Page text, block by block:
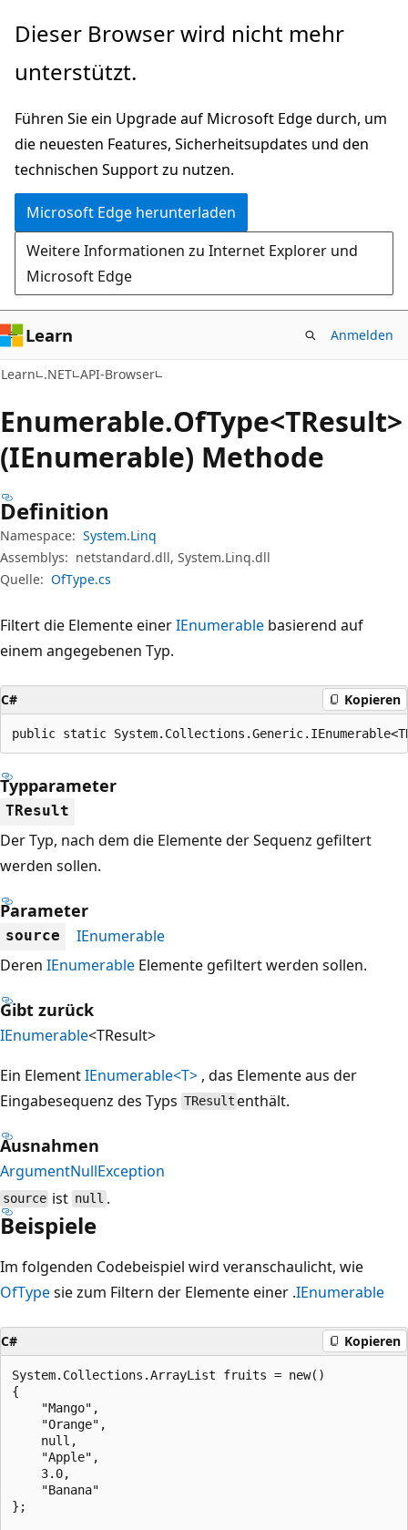
Zu
wechseln
Zur
springen
Dieser Browser wird nicht mehr
unterstützt.
Führen Sie ein Upgrade auf Microsoft Edge durch, um
die neuesten Features, Sicherheitsupdates und den
technischen Support zu nutzen.
Microsoft Edge herunterladen
Weitere Informationen zu Internet Explorer und
Microsoft Edge
Learn Anmelden
Learn .NET API-Browser
Enumerable.OfType<TResult>
(IEnumerable) Methode
Definition
Namespace: System.Linq
Assemblys: netstandard.dll, System.Linq.dll
Quelle: OfType.cs
Filtert die Elemente einerIEnumerable basierend auf
einem angegebenen Typ.
C# Kopieren
public static
Typparameter
TResult
Der Typ, nach dem die Elemente der Sequenz gefiltert
werden sollen.
Parameter
source
IEnumerable
Deren IEnumerable Elemente gefiltert werden sollen.
Gibt zurück
IEnumerable<TResult>
Ein ElementIEnumerable<T> , das Elemente aus der
Eingabesequenz des Typs TResult enthält.
Ausnahmen
ArgumentNullException
source ist null .
Beispiele
Im folgenden Codebeispiel wird veranschaulicht, wie
OfTypesie zum Filtern der Elemente einer .IEnumerable
C# Kopieren
System.Collections.ArrayList fruits = new()
{
    "Mango",
    "Orange",
    null,
    "Apple",
    3.0,
    "Banana"
};